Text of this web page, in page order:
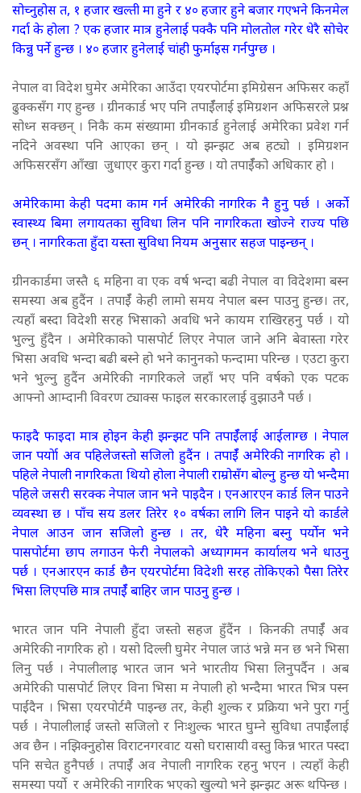
सोच्नुहोस त, १ हजार खल्ती मा हुने र ४० हजार हुने बजार गएभने किनमेल
गर्दा के होला ? एक हजार मात्र हुनेलाई पक्कै पनि मोलतोल गरेर धेरै सोचेर
किन्नु पर्ने हुन्छ । ४० हजार हुनेलाई चांही फुर्माइस गर्नपुग्छ ।
नेपाल वा विदेश घुमेर अमेरिका आउँदा एयरपोर्टमा इमिग्रेसन अफिसर कहाँ
ढुक्कसँग गए हुन्छ । ग्रीनकार्ड भए पनि तपाईँलाई इमिग्रशन अफिसरले प्रश्न
सोध्न सक्छन् । निकै कम संख्यामा ग्रीनकार्ड हुनेलाई अमेरिका प्रवेश गर्न
नदिने अवस्था पनि आएका छन् । यो झन्झट अब हट्यो । इमिग्रशन
अफिसरसँग आँखा जुधाएर कुरा गर्दा हुन्छ । यो तपाईँको अधिकार हो ।
अमेरिकामा केही पदमा काम गर्न अमेरिकी नागरिक नै हुनु पर्छ । अर्को
स्वास्थ्य बिमा लगायतका सुविधा लिन पनि नागरिकता खोज्ने राज्य पछि
छन् । नागरिकता हुँदा यस्ता सुविधा नियम अनुसार सहज पाइन्छन् ।
ग्रीनकार्डमा जस्तै ६ महिना वा एक वर्ष भन्दा बढी नेपाल वा विदेशमा बस्न
समस्या अब हुदैंन । तपाईँ केही लामो समय नेपाल बस्न पाउनु हुन्छ। तर,
त्यहाँ बस्दा विदेशी सरह भिसाको अवधि भने कायम राखिरहनु पर्छ । यो
भुल्नु हुँदैन । अमेरिकाको पासपोर्ट लिएर नेपाल जाने अनि बेवास्ता गरेर
भिसा अवधि भन्दा बढी बस्ने हो भने कानुनको फन्दामा परिन्छ । एउटा कुरा
भने भुल्नु हुदैंन अमेरिकी नागरिकले जहाँ भए पनि वर्षको एक पटक
आफ्नो आम्दानी विवरण ट्याक्स फाइल सरकारलाई वुझाउनै पर्छ ।
फाइदै फाइदा मात्र होइन केही झन्झट पनि तपाईँलाई आईलाग्छ । नेपाल
जान पर्योा अव पहिलेजस्तो सजिलो हुदैंन । तपाईँ अमेरिकी नागरिक हो ।
पहिले नेपाली नागरिकता थियो होला नेपाली राम्रोसँग बोल्नु हुन्छ यो भन्दैमा
पहिले जसरी सरक्क नेपाल जान भने पाइदैन । एनआरएन कार्ड लिन पाउने
व्यवस्था छ । पाँच सय डलर तिरेर १० वर्षका लागि लिन पाइने यो कार्डले
नेपाल आउन जान सजिलो हुन्छ । तर, धेरै महिना बस्नु पर्योन भने
पासपोर्टमा छाप लगाउन फेरी नेपालको अध्यागमन कार्यालय भने धाउनु
पर्छ । एनआरएन कार्ड छैन एयरपोर्टमा विदेशी सरह तोकिएको पैसा तिरेर
भिसा लिएपछि मात्र तपाईँ बाहिर जान पाउनु हुन्छ ।
भारत जान पनि नेपाली हुँदा जस्तो सहज हुँदैंन । किनकी तपाईँ अव
अमेरिकी नागरिक हो । यसो दिल्ली घुमेर नेपाल जाउं भन्ने मन छ भने भिसा
लिनु पर्छ । नेपालीलाइ भारत जान भने भारतीय भिसा लिनुपर्दैन । अब
अमेरिकी पासपोर्ट लिएर विना भिसा म नेपाली हो भन्दैमा भारत भित्र पस्न
पाईंदैन । भिसा एयरपोर्टमै पाइन्छ तर, केही शुल्क र प्रक्रिया भने पुरा गर्नु
पर्छ । नेपालीलाई जस्तो सजिलो र निःशुल्क भारत घुम्ने सुविधा तपाईँलाई
अव छैन । नझिक्नुहोस विराटनगरवाट यसो घरासायी वस्तु किन्न भारत पस्दा
पनि सचेत हुनैपर्छ । तपाईँ अव नेपाली नागरिक रहनु भएन । त्यहाँ केही
समस्या पर्यो र अमेरिकी नागरिक भएको खुल्यो भने झन्झट अरू थपिन्छ ।